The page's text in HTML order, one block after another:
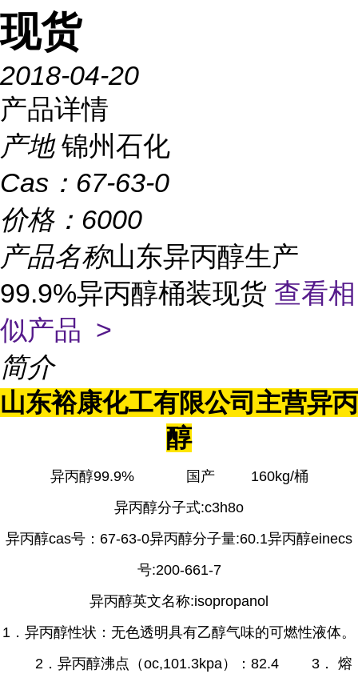
现货
2018-04-20
产品详情
产地 锦州石化
Cas： 67-63-0
价格： 6000
产品名称山东异丙醇生产
99.9%异丙醇桶装现货 查看相
似产品 >
简介
山东裕康化工有限公司主营异丙
醇
异丙醇99.9% 国产 160kg/桶
异丙醇分子式:c3h8o
异丙醇cas号：67-63-0异丙醇分子量:60.1异丙醇einecs
号:200-661-7
异丙醇英文名称:isopropanol
1．异丙醇性状：无色透明具有乙醇气味的可燃性液体。
2．异丙醇沸点（oc,101.3kpa）：82.4 3． 熔